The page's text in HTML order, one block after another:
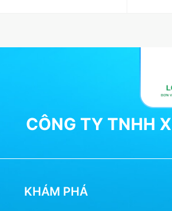
CÔNG TY TNHH
KHÁM PHÁ